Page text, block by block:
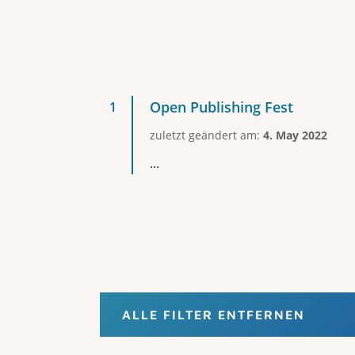
Open Publishing Fest
zuletzt geändert am: 4. May 2022
...
ALLE FILTER ENTFERNEN